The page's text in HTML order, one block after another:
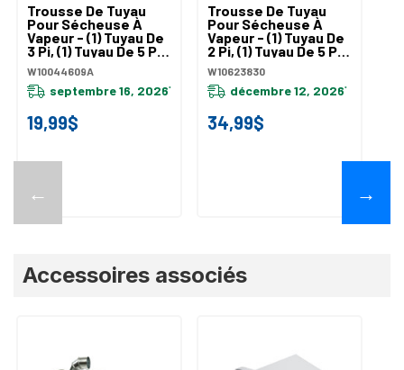
←
Trousse De Tuyau
Pour Sécheuse À
Vapeur - (1) Tuyau De
3 Pi, (1) Tuyau De 5 Pi
W10044609A
septembre 16, 2026*
19,99$
Trousse De Tuyau
Pour Sécheuse À
Vapeur - (1) Tuyau De
2 Pi, (1) Tuyau De 5 Pi
W10623830
décembre 12, 2026*
34,99$
→
Accessoires associés